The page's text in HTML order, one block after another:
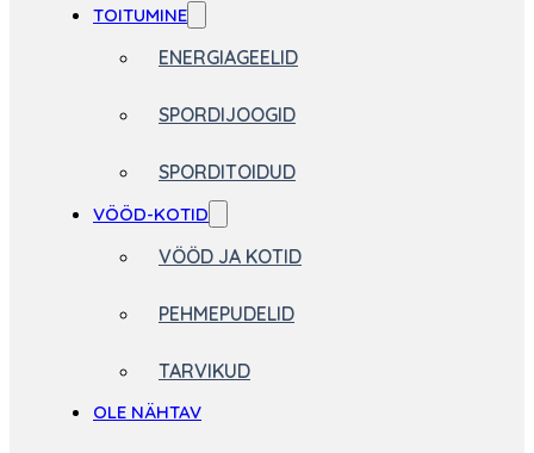
TOITUMINE
ENERGIAGEELID
SPORDIJOOGID
SPORDITOIDUD
VÖÖD-KOTID
VÖÖD JA KOTID
PEHMEPUDELID
TARVIKUD
OLE NÄHTAV